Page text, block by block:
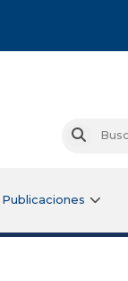
Buscar
Publicaciones